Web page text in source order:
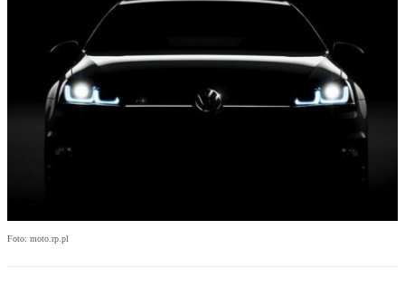
Foto: moto.rp.pl